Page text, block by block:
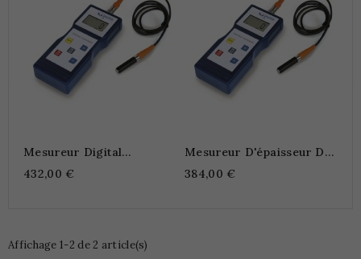
Mesureur Digital
Revêtement SAUTER TB
432,00 €
Mesureur D'épaisseur De
384,00 €
Affichage 1-2 de 2 article(s)